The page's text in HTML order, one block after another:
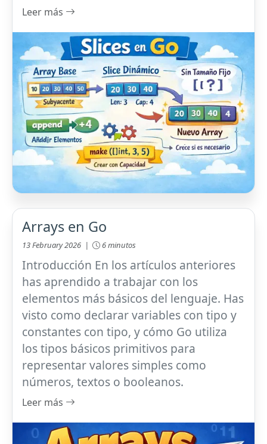
Leer más
Arrays en Go
13 February 2026 | 6 minutos
Introducción En los artículos anteriores
has aprendido a trabajar con los
elementos más básicos del lenguaje. Has
visto como declarar variables con tipo y
constantes con tipo, y cómo Go utiliza
los tipos básicos primitivos para
representar valores simples como
números, textos o booleanos.
Leer más